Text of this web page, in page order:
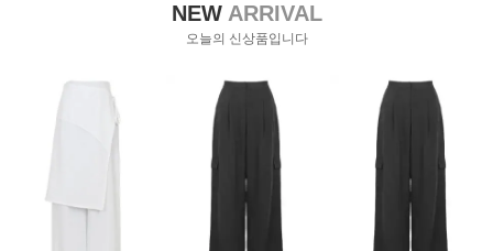
NEWARRIVAL
오늘의 신상품입니다